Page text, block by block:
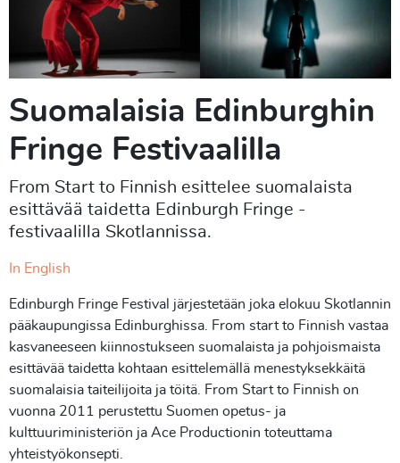
Suomalaisia Edinburghin
Fringe Festivaalilla
From Start to Finnish esittelee suomalaista
esittävää taidetta Edinburgh Fringe -
festivaalilla Skotlannissa.
In English
Edinburgh Fringe Festival järjestetään joka elokuu Skotlannin
pääkaupungissa Edinburghissa. From start to Finnish vastaa
kasvaneeseen kiinnostukseen suomalaista ja pohjoismaista
esittävää taidetta kohtaan esittelemällä menestyksekkäitä
suomalaisia ​​taiteilijoita ja töitä. From Start to Finnish on
vuonna 2011 perustettu Suomen opetus- ja
kulttuuriministeriön ja Ace Productionin toteuttama
yhteistyökonsepti.